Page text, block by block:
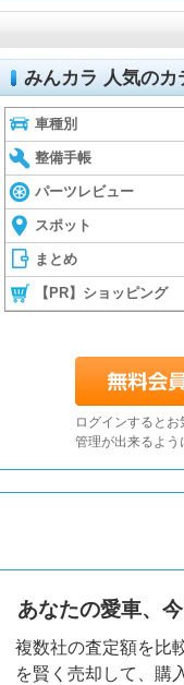
みんカラ 人気のカ
車種別
整備手帳
パーツレビュー
スポット
まとめ
【PR】ショッピング
ログインすると
管理が出来るよう
あなたの愛車、
複数社の査定額を比
を賢く売却して、購